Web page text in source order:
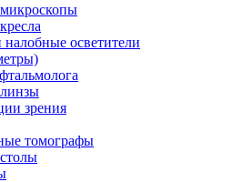
осветители
зрения
томографы